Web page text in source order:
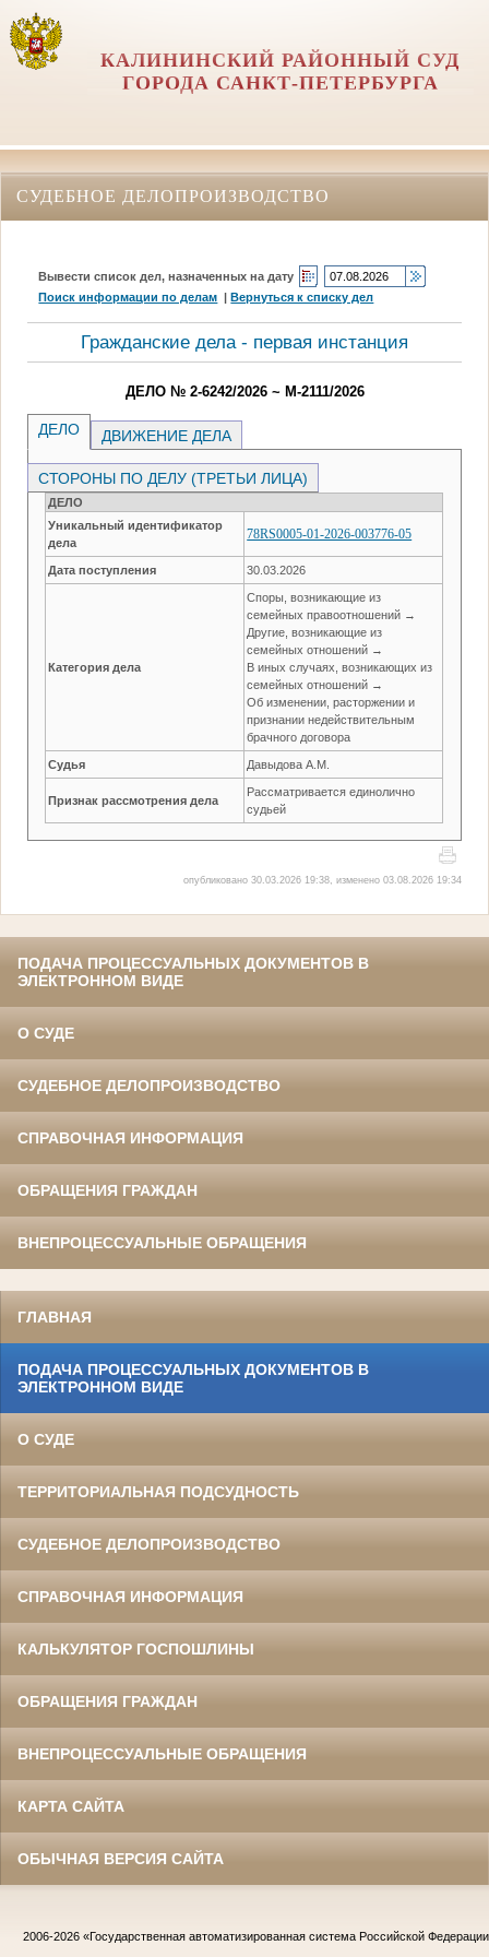
КАЛИНИНСКИЙ РАЙОННЫЙ СУД
ГОРОДА САНКТ-ПЕТЕРБУРГА
СУДЕБНОЕ ДЕЛОПРОИЗВОДСТВО
Вывести список дел, назначенных на дату
Поиск информации по делам |Вернуться к списку дел
Гражданские дела - первая инстанция
ДЕЛО № 2-6242/2026 ~ М-2111/2026
ДЕЛО ДВИЖЕНИЕ ДЕЛА
СТОРОНЫ ПО ДЕЛУ (ТРЕТЬИ ЛИЦА)
ДЕЛО
Уникальный идентификатор
дела
78RS0005-01-2026-003776-05
Дата поступления 30.03.2026
Категория дела
Споры, возникающие из
семейных правоотношений →
Другие, возникающие из
семейных отношений →
В иных случаях, возникающих из
семейных отношений →
Об изменении, расторжении и
признании недействительным
брачного договора
Судья Давыдова А.М.
Признак рассмотрения дела
Рассматривается единолично
судьей
опубликовано 30.03.2026 19:38, изменено 03.08.2026 19:34
ПОДАЧА ПРОЦЕССУАЛЬНЫХ ДОКУМЕНТОВ В
ЭЛЕКТРОННОМ ВИДЕ
О СУДЕ
СУДЕБНОЕ ДЕЛОПРОИЗВОДСТВО
СПРАВОЧНАЯ ИНФОРМАЦИЯ
ОБРАЩЕНИЯ ГРАЖДАН
ВНЕПРОЦЕССУАЛЬНЫЕ ОБРАЩЕНИЯ
ГЛАВНАЯ
ПОДАЧА ПРОЦЕССУАЛЬНЫХ ДОКУМЕНТОВ В
ЭЛЕКТРОННОМ ВИДЕ
О СУДЕ
ТЕРРИТОРИАЛЬНАЯ ПОДСУДНОСТЬ
СУДЕБНОЕ ДЕЛОПРОИЗВОДСТВО
СПРАВОЧНАЯ ИНФОРМАЦИЯ
КАЛЬКУЛЯТОР ГОСПОШЛИНЫ
ОБРАЩЕНИЯ ГРАЖДАН
ВНЕПРОЦЕССУАЛЬНЫЕ ОБРАЩЕНИЯ
КАРТА САЙТА
ОБЫЧНАЯ ВЕРСИЯ САЙТА
2006-2026 «Государственная автоматизированная система Российской